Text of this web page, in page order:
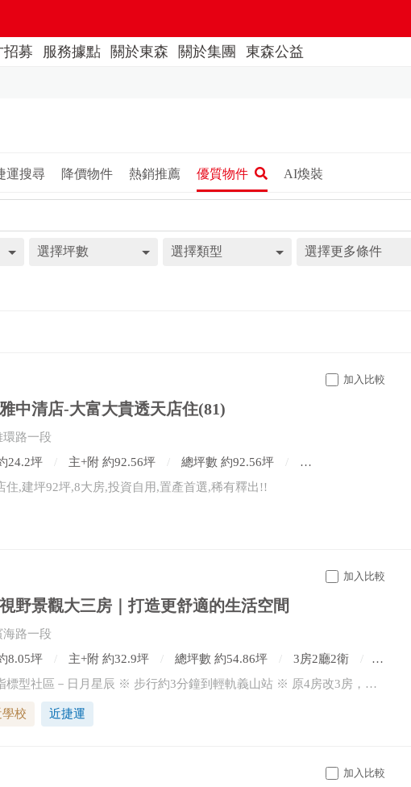
招募 服務據點 關於東森 關於集團 東森公益
運搜尋 降價物件 熱銷推薦 優質物件 AI煥裝
選擇坪數 選擇類型 選擇更多條件
加入比較
中清店-大富大貴透天店住(81)
環路一段
24.2坪 主+附 約92.56坪 總坪數 約92.56坪 8房3廳6衛
住,建坪92坪,8大房,投資自用,置產首選,稀有釋出!!
加入比較
野景觀大三房｜打造更舒適的生活空間
海路一段
8.05坪 主+附 約32.9坪 總坪數 約54.86坪 3房2廳2衛 12.9年
※ 淡海新市鎮指標型社區－日月星辰 ※ 步行約3分鐘到輕軌義山站 ※ 原4房改3房，放大主臥及次臥空間 ※ 陽台面國中預定地，永久棟距視野佳 ※ 高樓採光明亮、通風舒適 ※ 現成裝潢，入住更省心 ※ 社區戶數少、管理品質佳 ※ 稀有釋出，自住、換屋首選
學校 近捷運
加入比較